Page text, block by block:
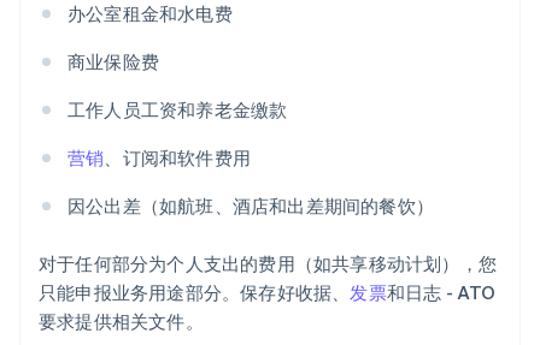
办公室租金和水电费
商业保险费
工作人员工资和养老金缴款
营销、订阅和软件费用
因公出差（如航班、酒店和出差期间的餐饮）
对于任何部分为个人支出的费用（如共享移动计划），您
只能申报业务用途部分。保存好收据、发票和日志 - ATO
要求提供相关文件。